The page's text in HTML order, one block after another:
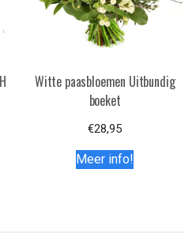
Witte paasbloemen Uitbundig
boeket
€28,95
Meer info!